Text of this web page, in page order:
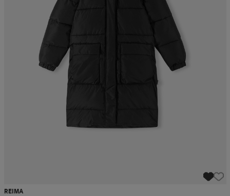
REIMA